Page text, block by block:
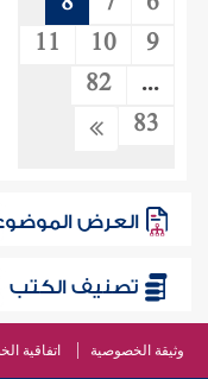
9
10
11
...
82
83
العرض
تصنيف الكتب
وثيقة الخصوصية اتفاقية